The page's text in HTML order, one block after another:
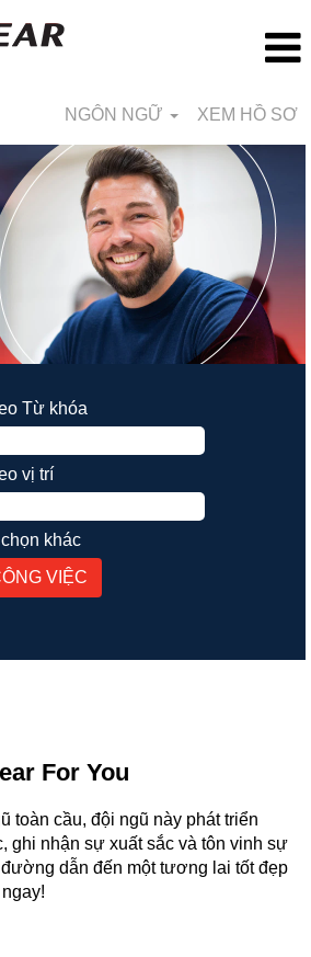
NGÔN NGỮ XEM HỒ SƠ
Từ khóa
vị trí
khác
For You
toàn cầu, đội ngũ này phát triển
ghi nhận sự xuất sắc và tôn vinh sự
dẫn đến một tương lai tốt đẹp